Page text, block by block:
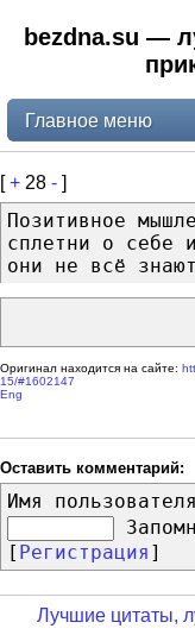
bezdna.su —
Главное меню
[+ 28 - ]
Позитивное
сплетни о себе
они не всё
Оригинал находится на сайте:
15/#1602147
Eng
Оставить комментарий:
Имя
[ Регистрация ]
Лучшие цитаты,